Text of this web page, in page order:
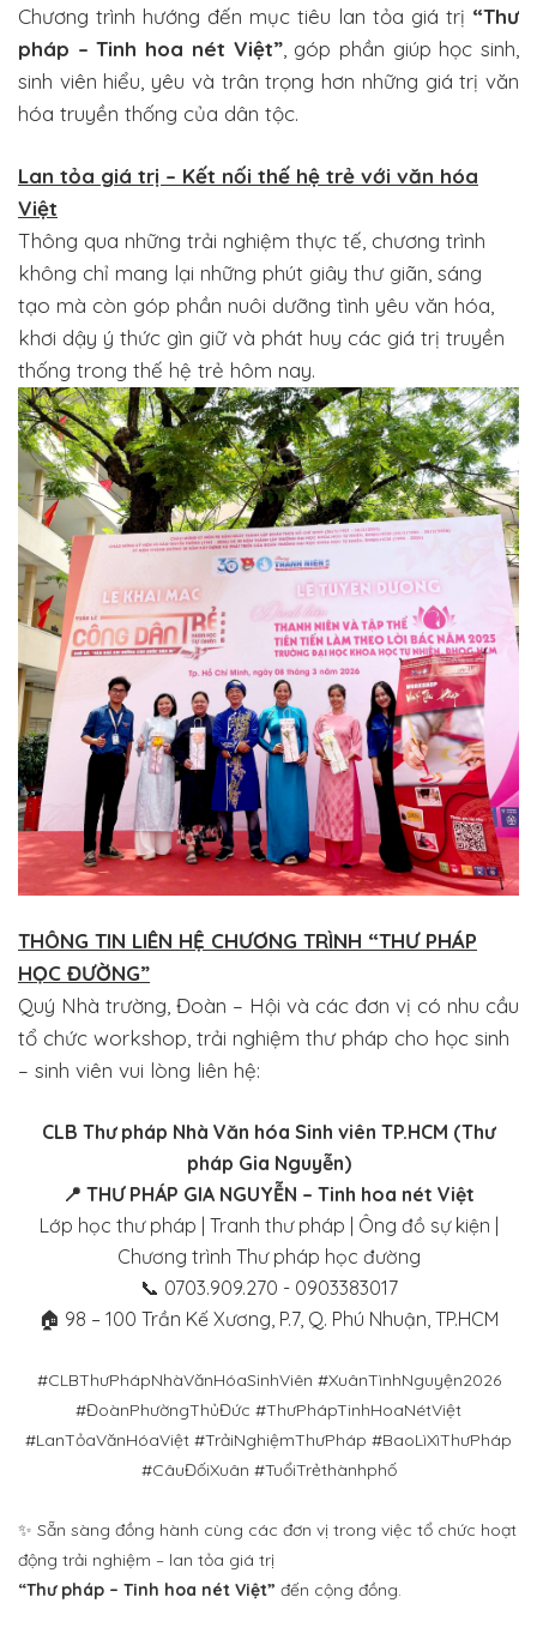
Chương trình hướng đến mục tiêu lan tỏa giá trị “Thư
pháp – Tinh hoa nét Việt”, góp phần giúp học sinh,
sinh viên hiểu, yêu và trân trọng hơn những giá trị văn
hóa truyền thống của dân tộc.
Lan tỏa giá trị – Kết nối thế hệ trẻ với văn hóa
Việt
Thông qua những trải nghiệm thực tế, chương trình
không chỉ mang lại những phút giây thư giãn, sáng
tạo mà còn góp phần nuôi dưỡng tình yêu văn hóa,
khơi dậy ý thức gìn giữ và phát huy các giá trị truyền
thống trong thế hệ trẻ hôm nay.
THÔNG TIN LIÊN HỆ CHƯƠNG TRÌNH “THƯ PHÁP
HỌC ĐƯỜNG”
Quý Nhà trường, Đoàn – Hội và các đơn vị có nhu cầu
tổ chức workshop, trải nghiệm thư pháp cho học sinh
– sinh viên vui lòng liên hệ:
CLB Thư pháp Nhà Văn hóa Sinh viên TP.HCM (Thư
pháp Gia Nguyễn)
📍 THƯ PHÁP GIA NGUYỄN – Tinh hoa nét Việt
Lớp học thư pháp | Tranh thư pháp | Ông đồ sự kiện |
Chương trình Thư pháp học đường
📞 0703.909.270 - 0903383017
🏠 98 – 100 Trần Kế Xương, P.7, Q. Phú Nhuận, TP.HCM
#CLBThưPhápNhàVănHóaSinhViên #XuânTìnhNguyện2026
#ĐoànPhườngThủĐức #ThưPhápTinhHoaNétViệt
#LanTỏaVănHóaViệt #TrảiNghiệmThưPháp #BaoLìXìThưPháp
#CâuĐốiXuân #TuổiTrẻthànhphố
✨ Sẵn sàng đồng hành cùng các đơn vị trong việc tổ chức hoạt
động trải nghiệm – lan tỏa giá trị
“Thư pháp – Tinh hoa nét Việt” đến cộng đồng.